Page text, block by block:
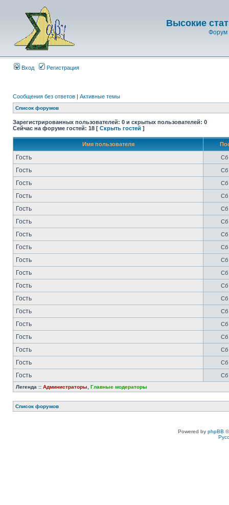
Высокие
Форум
Вход Регистрация
Сообщения без ответов | Активные темы
Список форумов
Зарегистрированных пользователей: 0 и скрытых пользователей: 0
Сейчас на форуме гостей: 18 [ Скрыть гостей ]
Имя пользователя
Гость Сб
Гость Сб
Гость Сб
Гость Сб
Гость Сб
Гость Сб
Гость Сб
Гость Сб
Гость Сб
Гость Сб
Гость Сб
Гость Сб
Гость Сб
Гость Сб
Гость Сб
Гость Сб
Гость Сб
Гость Сб
Легенда :: Администраторы Главные модераторы
Список форумов
Powered by phpBB